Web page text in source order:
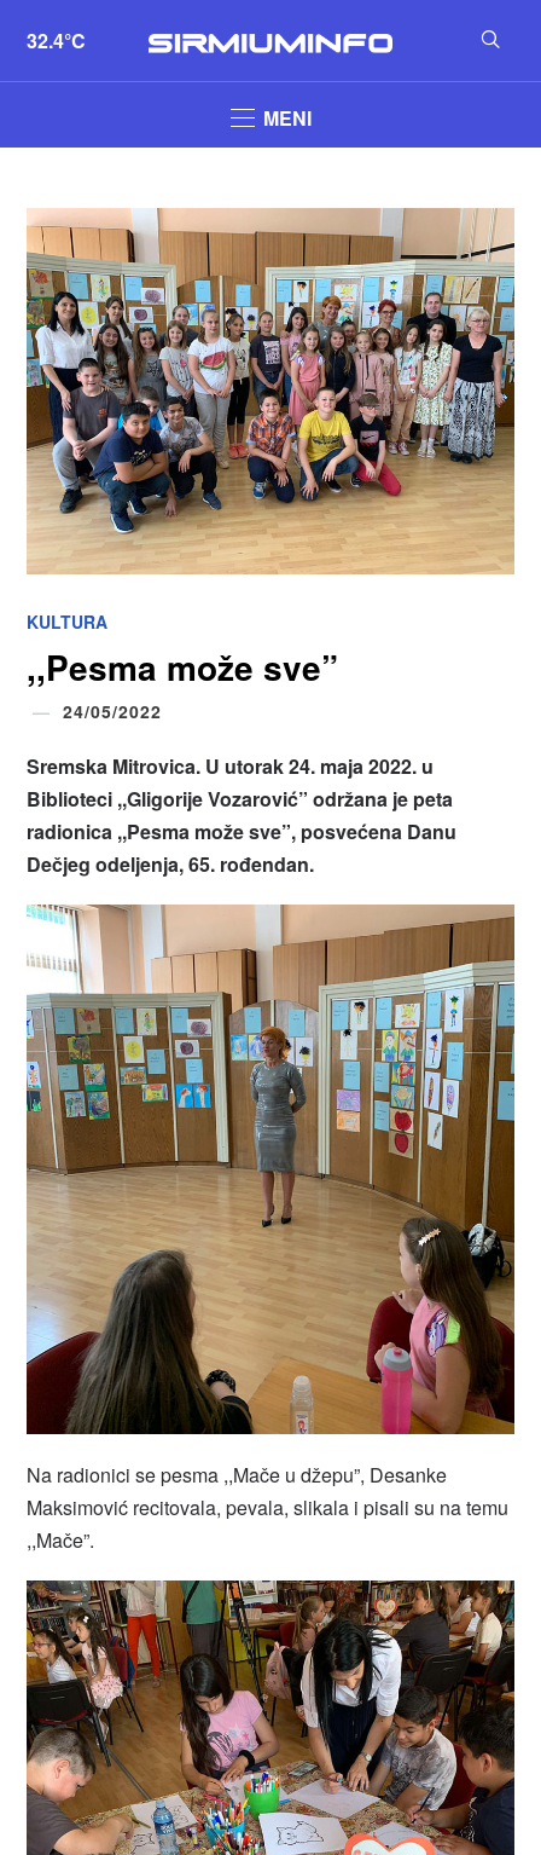
32.4°C
MENI
KULTURA
,,Pesma može sve”
24/05/2022
Sremska Mitrovica. U utorak 24. maja 2022. u
Biblioteci ,,Gligorije Vozarović” održana je peta
radionica ,,Pesma može sve”, posvećena Danu
Dečjeg odeljenja, 65. rođendan.
Na radionici se pesma ,,Mače u džepu”, Desanke
Maksimović recitovala, pevala, slikala i pisali su na temu
,,Mače”.